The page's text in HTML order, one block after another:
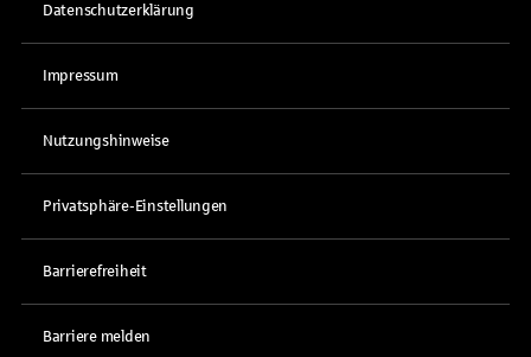
Datenschutzerklärung
Impressum
Nutzungshinweise
Privatsphäre-Einstellungen
Barrierefreiheit
Barriere melden